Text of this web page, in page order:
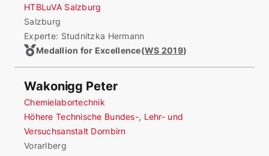
HTBLuVA Salzburg
Salzburg
Experte: Studnitzka Hermann
Medallion for Excellence(WS 2019)
Wakonigg Peter
Chemielabortechnik
Höhere Technische Bundes-, Lehr- und
Versuchsanstalt Dornbirn
Vorarlberg